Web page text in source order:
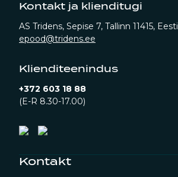
Kontakt ja klienditugi
AS Tridens, Sepise 7, Tallinn 11415, Eesti
epood@tridens.ee
Klienditeenindus
+372 603 18 88
(E-R 8.30-17.00)
Kontakt